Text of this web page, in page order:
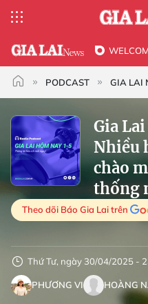
PODCAST GIA LAI
Gia
Nhiều
chào
thống
Theo dõi Báo Gia Lai trên
Thứ Tư, ngày 30/04/2025 -
PHƯƠNG VI HOÀNG